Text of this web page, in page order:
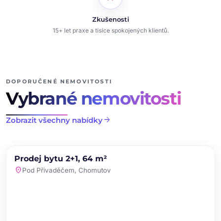
Zkušenosti
15+ let praxe a tisíce spokojených klientů.
DOPORUČENÉ NEMOVITOSTI
Vybrané nemovitosti
Zobrazit všechny nabídkyarrow_forward
PRODEJ NOVINKA
Prodej bytu 2+1, 64 m²
location_onPod Přivaděčem, Chomutov